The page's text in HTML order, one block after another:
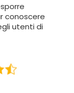
conoscere
utenti di